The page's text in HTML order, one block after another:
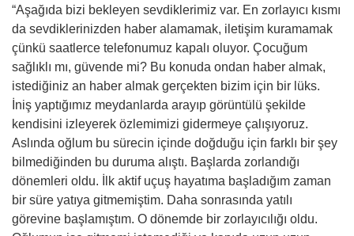
“Aşağıda bizi bekleyen sevdiklerimiz var. En zorlayıcı kısmı
da sevdiklerinizden haber alamamak, iletişim kuramamak
çünkü saatlerce telefonumuz kapalı oluyor. Çocuğum
sağlıklı mı, güvende mi? Bu konuda ondan haber almak,
istediğiniz an haber almak gerçekten bizim için bir lüks.
İniş yaptığımız meydanlarda arayıp görüntülü şekilde
kendisini izleyerek özlemimizi gidermeye çalışıyoruz.
Aslında oğlum bu sürecin içinde doğduğu için farklı bir şey
bilmediğinden bu duruma alıştı. Başlarda zorlandığı
dönemleri oldu. İlk aktif uçuş hayatıma başladığım zaman
bir süre yatıya gitmemiştim. Daha sonrasında yatılı
görevine başlamıştım. O dönemde bir zorlayıcılığı oldu.